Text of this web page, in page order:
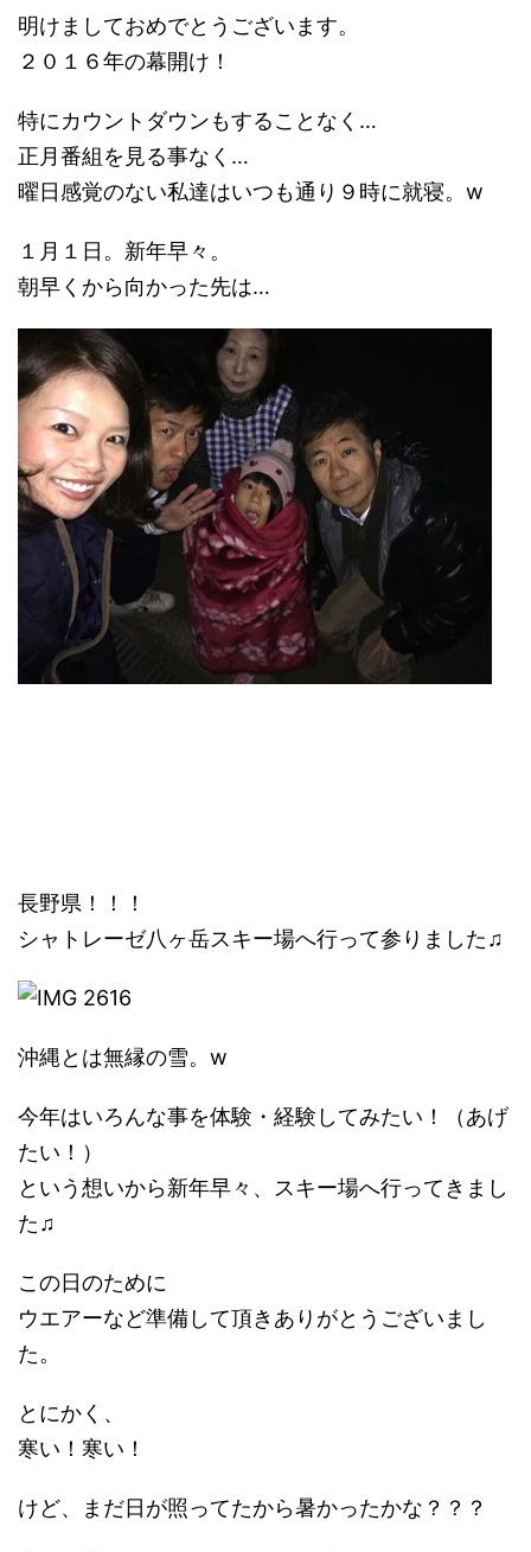
明けましておめでとうございます。
２０１６年の幕開け！
特にカウントダウンもすることなく…
正月番組を見る事なく…
曜日感覚のない私達はいつも通り９時に就寝。w
１月１日。新年早々。
朝早くから向かった先は…
長野県！！！
シャトレーゼ八ヶ岳スキー場へ行って参りました♫
沖縄とは無縁の雪。w
今年はいろんな事を体験・経験してみたい！（あげ
たい！）
という想いから新年早々、スキー場へ行ってきまし
た♫
この日のために
ウエアーなど準備して頂きありがとうございまし
た。
とにかく、
寒い！寒い！
けど、まだ日が照ってたから暑かったかな？？？